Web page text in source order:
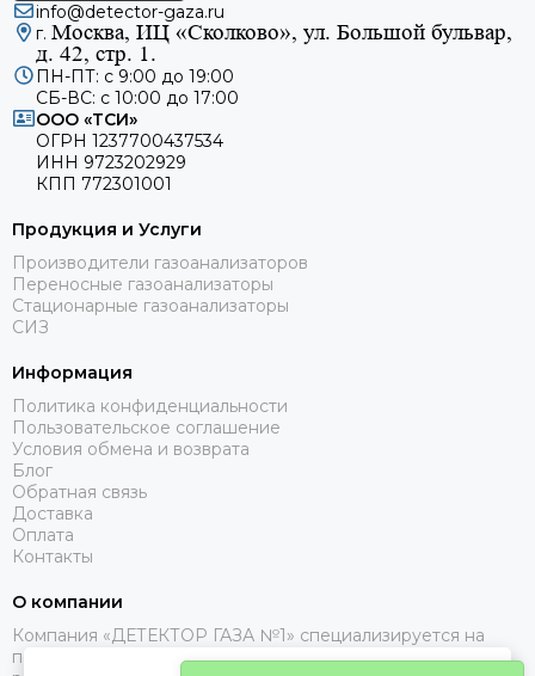
info@detector-gaza.ru
г. Москва, ИЦ «Сколково», ул. Большой бульвар,
д. 42, стр. 1.
ПН-ПТ: с 9:00 до 19:00
СБ-ВС: с 10:00 до 17:00
ООО «ТСИ»
ОГРН 1237700437534
ИНН 9723202929
КПП 772301001
Продукция и Услуги
Производители газоанализаторов
Переносные газоанализаторы
Стационарные газоанализаторы
СИЗ
Информация
Политика конфиденциальности
Пользовательское соглашение
Условия обмена и возврата
Блог
Обратная связь
Доставка
Оплата
Контакты
О компании
Компания «ДЕТЕКТОР ГАЗА №1» специализируется на
поставках газоанализаторов, с доставкой в Москве, МО и